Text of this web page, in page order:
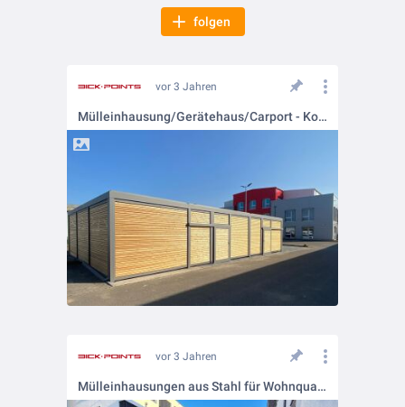
folgen
vor 3 Jahren
Mülleinhausung/Gerätehaus/Carport - Kombi
vor 3 Jahren
Mülleinhausungen aus Stahl für Wohnquartier